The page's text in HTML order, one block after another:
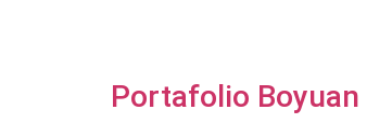
Portafolio Boyuan